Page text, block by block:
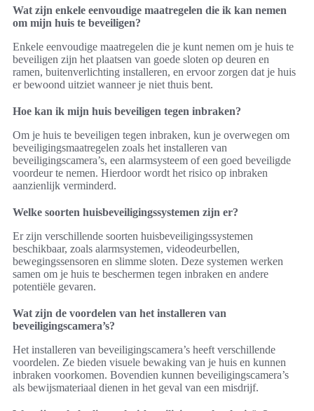
Wat zijn enkele eenvoudige maatregelen die ik kan nemen
om mijn huis te beveiligen?
Enkele eenvoudige maatregelen die je kunt nemen om je huis te
beveiligen zijn het plaatsen van goede sloten op deuren en
ramen, buitenverlichting installeren, en ervoor zorgen dat je huis
er bewoond uitziet wanneer je niet thuis bent.
Hoe kan ik mijn huis beveiligen tegen inbraken?
Om je huis te beveiligen tegen inbraken, kun je overwegen om
beveiligingsmaatregelen zoals het installeren van
beveiligingscamera’s, een alarmsysteem of een goed beveiligde
voordeur te nemen. Hierdoor wordt het risico op inbraken
aanzienlijk verminderd.
Welke soorten huisbeveiligingssystemen zijn er?
Er zijn verschillende soorten huisbeveiligingssystemen
beschikbaar, zoals alarmsystemen, videodeurbellen,
bewegingssensoren en slimme sloten. Deze systemen werken
samen om je huis te beschermen tegen inbraken en andere
potentiële gevaren.
Wat zijn de voordelen van het installeren van
beveiligingscamera’s?
Het installeren van beveiligingscamera’s heeft verschillende
voordelen. Ze bieden visuele bewaking van je huis en kunnen
inbraken voorkomen. Bovendien kunnen beveiligingscamera’s
als bewijsmateriaal dienen in het geval van een misdrijf.